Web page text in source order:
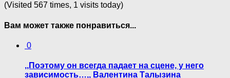
(Visited 567 times, 1 visits today)
Вам может также понравиться...
0
,,Поэтому он всегда падает на сцене, у него
зависимость…,, Валентина Талызина